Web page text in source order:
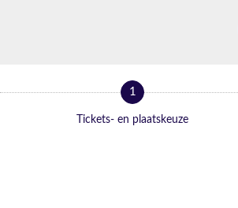
1
Tickets- en plaatskeuze